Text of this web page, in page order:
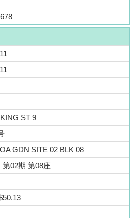
ST 9
GDN SITE 02 BLK 08
第02期 第08座